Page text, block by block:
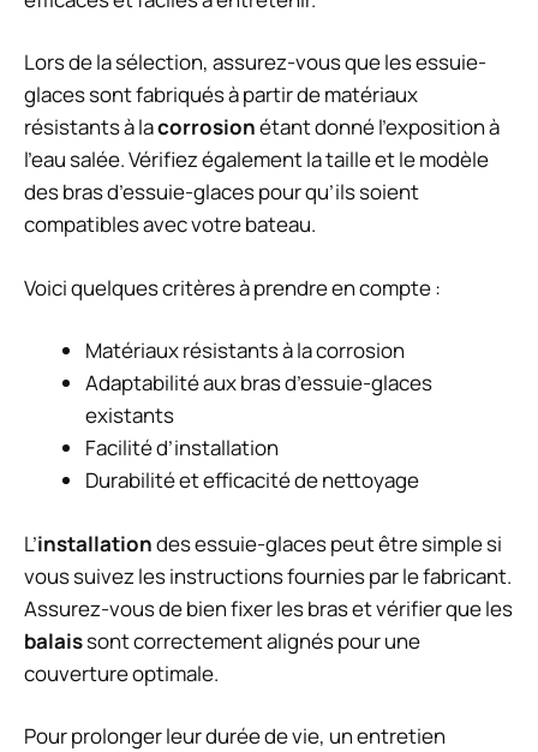
Lors de la sélection, assurez-vous que les essuie-
glaces sont fabriqués à partir de matériaux
résistants à lacorrosionétant donné l’exposition à
l’eau salée. Vérifiez également la taille et le modèle
des bras d’essuie-glaces pour qu’ils soient
compatibles avec votre bateau.
Voici quelques critères à prendre en compte :
Matériaux résistants à la corrosion
Adaptabilité aux bras d’essuie-glaces
existants
Facilité d’installation
Durabilité et efficacité de nettoyage
L’installationdes essuie-glaces peut être simple si
vous suivez les instructions fournies par le fabricant.
Assurez-vous de bien fixer les bras et vérifier que les
balaissont correctement alignés pour une
couverture optimale.
Pour prolonger leur durée de vie, un entretien